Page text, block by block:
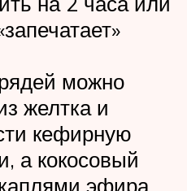
можно
желтка и
кефирную
а кокосовый
эфира